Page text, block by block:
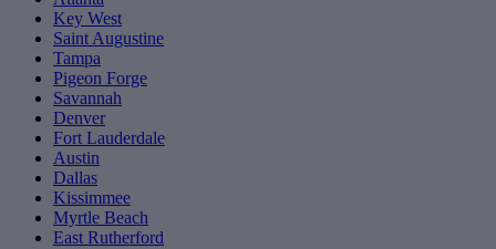
Key West
Saint Augustine
Tampa
Pigeon Forge
Savannah
Denver
Fort Lauderdale
Austin
Dallas
Kissimmee
Myrtle Beach
East Rutherford